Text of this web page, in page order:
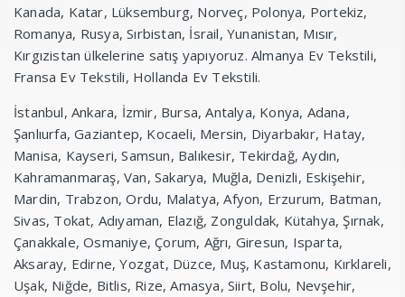
Kanada, Katar, Lüksemburg, Norveç, Polonya, Portekiz,
Romanya, Rusya, Sırbistan, İsrail, Yunanistan, Mısır,
Kırgızistan ülkelerine satış yapıyoruz. Almanya Ev Tekstili,
Fransa Ev Tekstili, Hollanda Ev Tekstili.
İstanbul, Ankara, İzmir, Bursa, Antalya, Konya, Adana,
Şanlıurfa, Gaziantep, Kocaeli, Mersin, Diyarbakır, Hatay,
Manisa, Kayseri, Samsun, Balıkesir, Tekirdağ, Aydın,
Kahramanmaraş, Van, Sakarya, Muğla, Denizli, Eskişehir,
Mardin, Trabzon, Ordu, Malatya, Afyon, Erzurum, Batman,
Sivas, Tokat, Adıyaman, Elazığ, Zonguldak, Kütahya, Şırnak,
Çanakkale, Osmaniye, Çorum, Ağrı, Giresun, Isparta,
Aksaray, Edirne, Yozgat, Düzce, Muş, Kastamonu, Kırklareli,
Uşak, Niğde, Bitlis, Rize, Amasya, Siirt, Bolu, Nevşehir,